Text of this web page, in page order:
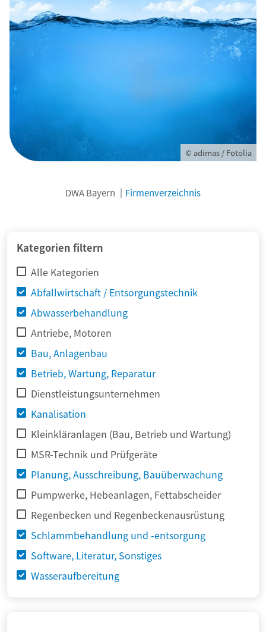
© adimas / Fotolia
DWA Bayern Firmenverzeichnis
Kategorien filtern
Alle Kategorien
Abfallwirtschaft / Entsorgungstechnik
Abwasserbehandlung
Antriebe, Motoren
Bau, Anlagenbau
Betrieb, Wartung, Reparatur
Dienstleistungsunternehmen
Kanalisation
Kleinkläranlagen (Bau, Betrieb und Wartung)
MSR-Technik und Prüfgeräte
Planung, Ausschreibung, Bauüberwachung
Pumpwerke, Hebeanlagen, Fettabscheider
Regenbecken und Regenbeckenausrüstung
Schlammbehandlung und -entsorgung
Software, Literatur, Sonstiges
Wasseraufbereitung